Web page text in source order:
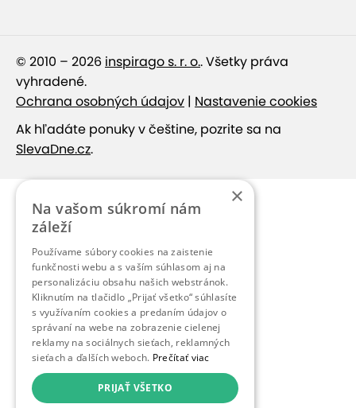
© 2010 – 2026 inspirago s. r. o.. Všetky práva
vyhradené.
Ochrana osobných údajov | Nastavenie cookies
Ak hľadáte ponuky v češtine, pozrite sa na
SlevaDne.cz.
×
Na vašom súkromí nám
záleží
Používame súbory cookies na zaistenie
funkčnosti webu a s vaším súhlasom aj na
personalizáciu obsahu našich webstránok.
Kliknutím na tlačidlo „Prijať všetko“ súhlasíte
s využívaním cookies a predaním údajov o
správaní na webe na zobrazenie cielenej
reklamy na sociálnych sieťach, reklamných
sieťach a ďalších weboch. Prečítať viac
PRIJAŤ VŠETKO